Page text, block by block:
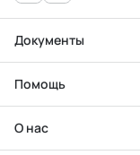
Документы
Помощь
О нас